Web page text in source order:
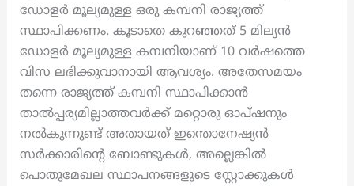
ഡോളർ മൂല്യമുള്ള ഒരു കമ്പനി രാജ്യത്ത്
സ്ഥാപിക്കണം. കൂടാതെ കുറഞ്ഞത് 5 മില്യൻ
ഡോളർ മൂല്യമുള്ള കമ്പനിയാണ് 10 വര്‍ഷത്തെ
വിസ ലഭിക്കുവാനായി ആവശ്യം. അതേസമയം
തന്നെ രാജ്യത്ത് കമ്പനി സ്ഥാപിക്കാൻ
താൽപ്പര്യമില്ലാത്തവർക്ക് മറ്റൊരു ഓപ്ഷനും
നൽകുന്നുണ്ട് അതായത് ഇന്തൊനേഷ്യൻ
സർക്കാരിന്‍റെ ബോണ്ടുകൾ, അല്ലെങ്കിൽ
പൊതുമേഖല സ്ഥാപനങ്ങളുടെ സ്റ്റോക്കുകൾ